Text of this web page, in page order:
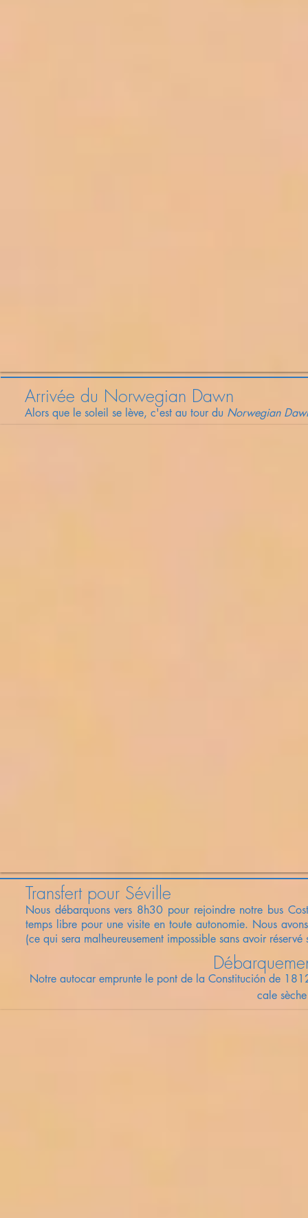
Arrivée du Norwegian Dawn
Alors que le soleil se lève, c'est au tour du Norwegian
Transfert pour Séville
Nous débarquons vers 8h30 pour rejoindre notre bus
temps libre pour une visite en toute autonomie. Nous
(ce qui sera malheureusement impossible sans avoir
Notre autocar emprunte le pont de la Constitución de
cale